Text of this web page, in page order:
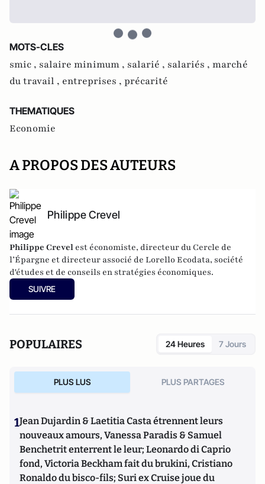
MOTS-CLES
smic , salaire minimum , salarié , salariés , marché
du travail , entreprises , précarité
THEMATIQUES
Economie
A PROPOS DES AUTEURS
Philippe Crevel
Philippe Crevel est économiste, directeur du Cercle de
l’Épargne et directeur associé de Lorello Ecodata, société
d'études et de conseils en stratégies économiques.
SUIVRE
POPULAIRES 24 Heures 7 Jours
PLUS LUS PLUS PARTAGES
1Jean Dujardin & Laetitia Casta étrennent leurs
nouveaux amours, Vanessa Paradis & Samuel
Benchetrit enterrent le leur; Leonardo di Caprio
fond, Victoria Beckham fait du brukini, Cristiano
Ronaldo du bisco-fils; Suri ex Cruise joue du